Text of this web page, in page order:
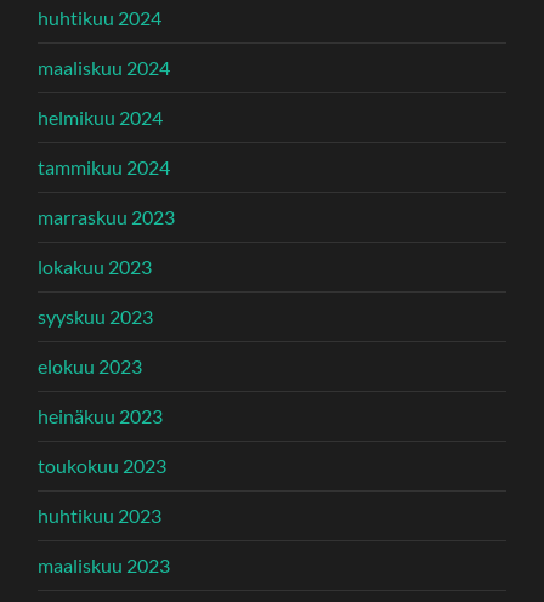
huhtikuu 2024
maaliskuu 2024
helmikuu 2024
tammikuu 2024
marraskuu 2023
lokakuu 2023
syyskuu 2023
elokuu 2023
heinäkuu 2023
toukokuu 2023
huhtikuu 2023
maaliskuu 2023